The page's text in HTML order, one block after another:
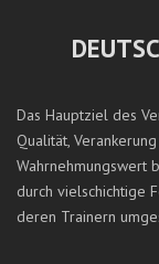
Das Hauptziel des
Qualität,
Wahrnehmungswert
durch vielschichtige
deren Trainern